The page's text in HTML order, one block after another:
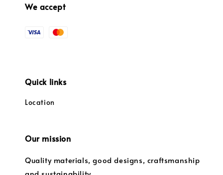
We accept
Quick links
Location
Our mission
Quality materials, good designs, craftsmanship